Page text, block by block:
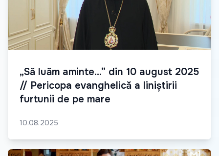
„Să luăm aminte...” din 10 august 2025
// Pericopa evanghelică a liniștirii
furtunii de pe mare
10.08.2025